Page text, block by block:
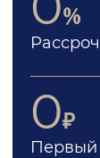
%
0₽
Первый